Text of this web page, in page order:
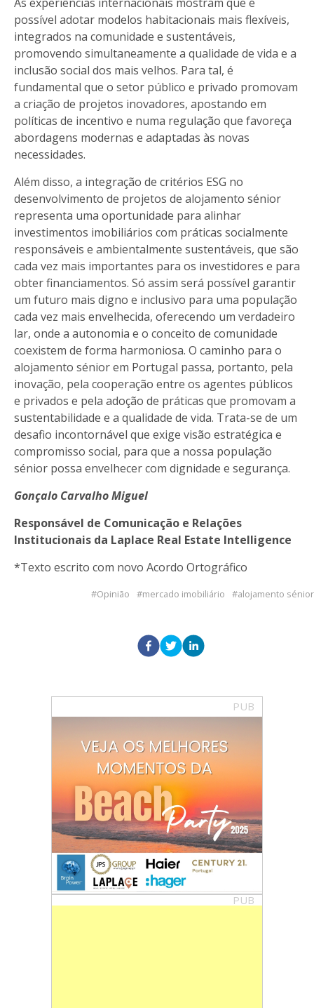
possível adotar modelos habitacionais mais flexíveis,
integrados na comunidade e sustentáveis,
promovendo simultaneamente a qualidade de vida e a
inclusão social dos mais velhos. Para tal, é
fundamental que o setor público e privado promovam
a criação de projetos inovadores, apostando em
políticas de incentivo e numa regulação que favoreça
abordagens modernas e adaptadas às novas
necessidades.
Além disso, a integração de critérios ESG no
desenvolvimento de projetos de alojamento sénior
representa uma oportunidade para alinhar
investimentos imobiliários com práticas socialmente
responsáveis e ambientalmente sustentáveis, que são
cada vez mais importantes para os investidores e para
obter financiamentos. Só assim será possível garantir
um futuro mais digno e inclusivo para uma população
cada vez mais envelhecida, oferecendo um verdadeiro
lar, onde a autonomia e o conceito de comunidade
coexistem de forma harmoniosa. O caminho para o
alojamento sénior em Portugal passa, portanto, pela
inovação, pela cooperação entre os agentes públicos
e privados e pela adoção de práticas que promovam a
sustentabilidade e a qualidade de vida. Trata-se de um
desafio incontornável que exige visão estratégica e
compromisso social, para que a nossa população
sénior possa envelhecer com dignidade e segurança.
Gonçalo Carvalho Miguel
Responsável de Comunicação e Relações
Institucionais da Laplace Real Estate Intelligence
*Texto escrito com novo Acordo Ortográfico
Opinião mercado imobiliário alojamento sénior
PUB
PUB